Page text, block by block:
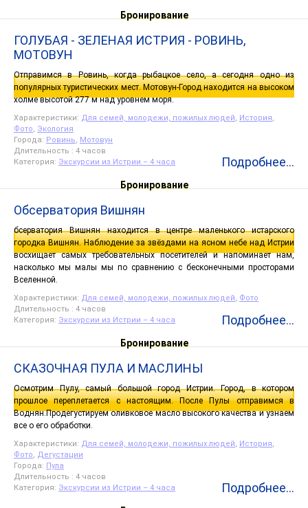
Бронирование
ГОЛУБАЯ - ЗЕЛЕНАЯ ИСТРИЯ - РОВИНЬ,
МОТОВУН
Отправимся в Ровинь, когда рыбацкое село, а сегодня одно из
популярных туристических мест. Мотовун-Город находится на высоком
холме высотой 277 м над уровнем моря.
Характеристики: Для семей, молодежи, пожилых людей, История,
Фото, Экология
Города: Ровинь, Мотовун
Длительность : 4 часов
Категория: Экскурсии из Истрии – 4 часа Подробнее...
Бронирование
Обсерватория Вишнян
бсерватория Вишнян находится в центре маленького истарского
городка Вишнян. Наблюдение за звёздами на ясном небе над Истрии
восхищает самых требовательных посетителей и напоминает нам,
насколько мы малы мы по сравнению с бесконечными просторами
Вселенной.
Характеристики: Для семей, молодежи, пожилых людей, Фото
Длительность : 4 часов
Категория: Экскурсии из Истрии – 4 часа Подробнее...
Бронирование
СКАЗОЧНАЯ ПУЛА И МАСЛИНЫ
Осмотрим Пулу, самый большой город Истрии. Город, в котором
прошлое переплетается с настоящим. После Пулы отправимся в
Воднян.Продегустируем оливковое масло высокого качества и узнаем
все о его обработки.
Характеристики: Для семей, молодежи, пожилых людей, История,
Фото, Дегустации
Города: Пула
Длительность : 4 часов
Категория: Экскурсии из Истрии – 4 часа Подробнее...